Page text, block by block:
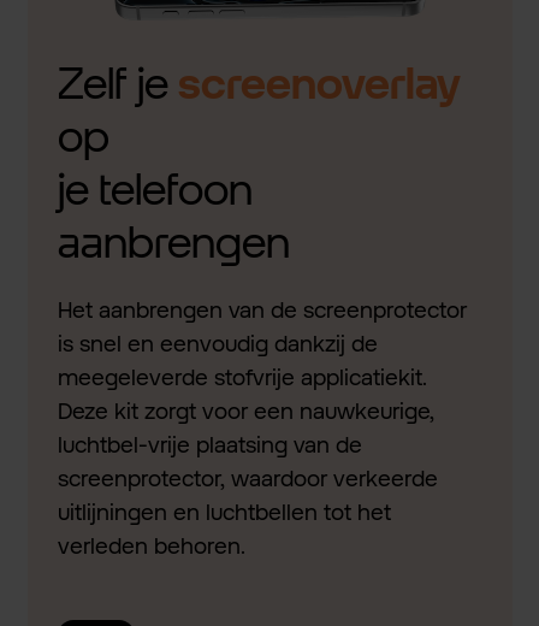
Zelf je screenoverlay
op
je telefoon
aanbrengen
Het aanbrengen van de screenprotector
is snel en eenvoudig dankzij de
meegeleverde stofvrije applicatiekit.
Deze kit zorgt voor een nauwkeurige,
luchtbel-vrije plaatsing van de
screenprotector, waardoor verkeerde
uitlijningen en luchtbellen tot het
verleden behoren.